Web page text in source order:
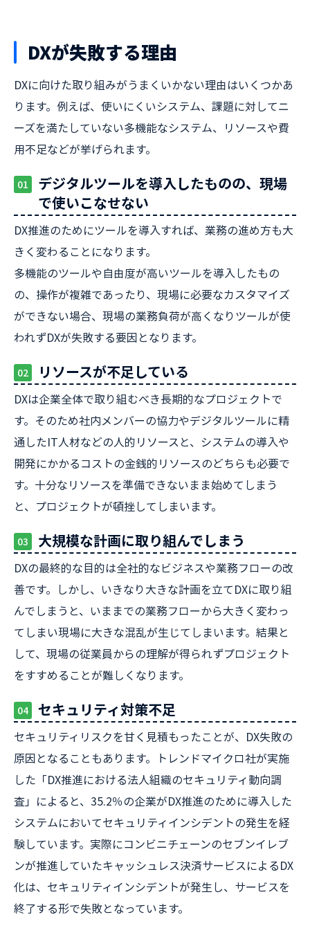
DXが失敗する理由
DXに向けた取り組みがうまくいかない理由はいくつかあ
ります。例えば、使いにくいシステム、課題に対してニ
ーズを満たしていない多機能なシステム、リソースや費
用不足などが挙げられます。
01
デジタルツールを導入したものの、現場
で使いこなせない
DX推進のためにツールを導入すれば、業務の進め方も大
きく変わることになります。
多機能のツールや自由度が高いツールを導入したもの
の、操作が複雑であったり、現場に必要なカスタマイズ
ができない場合、現場の業務負荷が高くなりツールが使
われずDXが失敗する要因となります。
02 リソースが不足している
DXは企業全体で取り組むべき長期的なプロジェクトで
す。そのため社内メンバーの協力やデジタルツールに精
通したIT人材などの人的リソースと、システムの導入や
開発にかかるコストの金銭的リソースのどちらも必要で
す。十分なリソースを準備できないまま始めてしまう
と、プロジェクトが頓挫してしまいます。
03 大規模な計画に取り組んでしまう
DXの最終的な目的は全社的なビジネスや業務フローの改
善です。しかし、いきなり大きな計画を立てDXに取り組
んでしまうと、いままでの業務フローから大きく変わっ
てしまい現場に大きな混乱が生じてしまいます。結果と
して、現場の従業員からの理解が得られずプロジェクト
をすすめることが難しくなります。
04 セキュリティ対策不足
セキュリティリスクを甘く見積もったことが、DX失敗の
原因となることもあります。トレンドマイクロ社が実施
した「DX推進における法人組織のセキュリティ動向調
査」によると、35.2％の企業がDX推進のために導入した
システムにおいてセキュリティインシデントの発生を経
験しています。実際にコンビニチェーンのセブンイレブ
ンが推進していたキャッシュレス決済サービスによるDX
化は、セキュリティインシデントが発生し、サービスを
終了する形で失敗となっています。